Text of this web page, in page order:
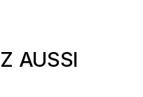
AUSSI